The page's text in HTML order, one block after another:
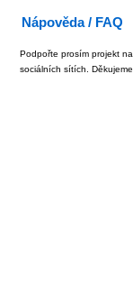
Nápověda / FAQ
Podpořte prosím projekt na
sociálních sítích. Děkujeme